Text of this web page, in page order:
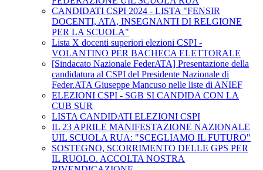
CANDIDATI CSPI 2024 - LISTA "FENSIR
DOCENTI, ATA, INSEGNANTI DI RELGIONE
PER LA SCUOLA"
Lista X docenti superiori elezioni CSPI -
VOLANTINO PER BACHECA ELETTORALE
[Sindacato Nazionale FederATA] Presentazione della
candidatura al CSPI del Presidente Nazionale di
Feder.ATA Giuseppe Mancuso nelle liste di ANIEF
ELEZIONI CSPI - SGB SI CANDIDA CON LA
CUB SUR
LISTA CANDIDATI ELEZIONI CSPI
IL 23 APRILE MANIFESTAZIONE NAZIONALE
UIL SCUOLA RUA: "SCEGLIAMO IL FUTURO"
SOSTEGNO, SCORRIMENTO DELLE GPS PER
IL RUOLO. ACCOLTA NOSTRA